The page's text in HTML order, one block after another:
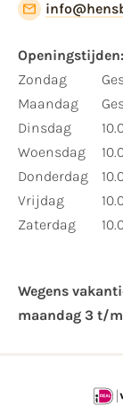
Openingstijden:
Zondag
Maandag
Dinsdag
Woensdag
Donderdag
Vrijdag
Zaterdag
Wegens
maandag 3 t/